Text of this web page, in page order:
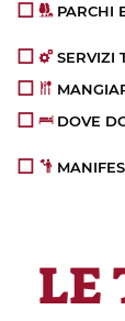
PARCHI
SERVIZI
DOVE
LE